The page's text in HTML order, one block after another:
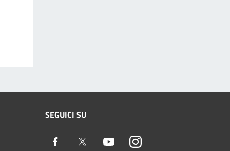
SEGUICI SU
Facebook Twitter YoutubeInstagram